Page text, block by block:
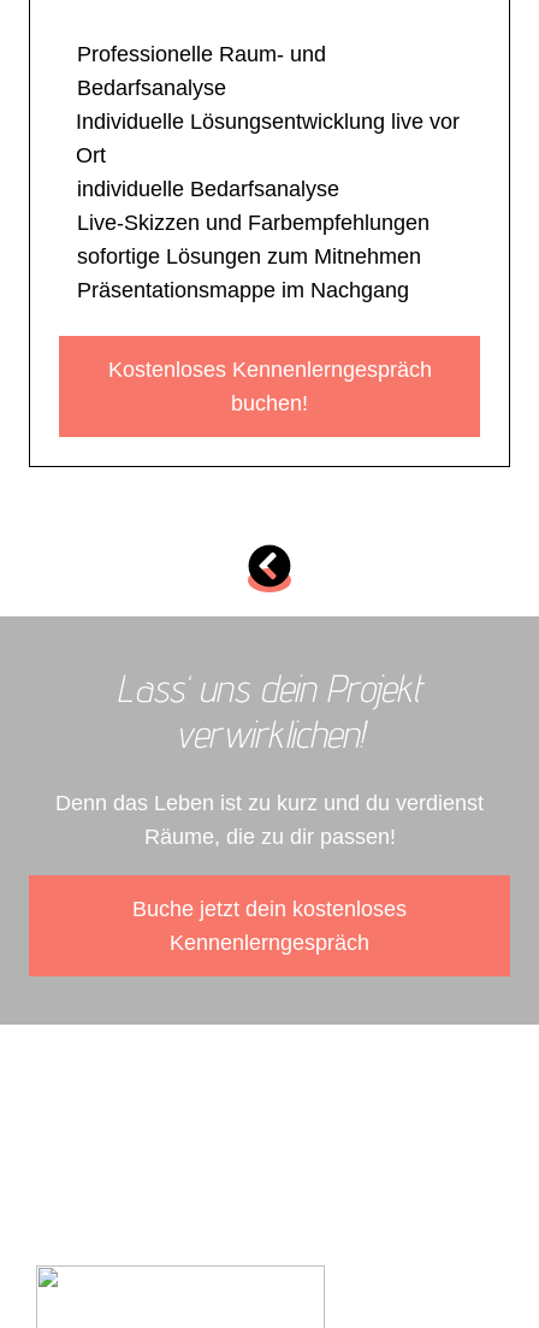
Professionelle Raum- und
Bedarfsanalyse
Individuelle Lösungsentwicklung live vor
Ort
individuelle Bedarfsanalyse
Live-Skizzen und Farbempfehlungen
sofortige Lösungen zum Mitnehmen
Präsentationsmappe im Nachgang
Kostenloses Kennenlerngespräch
buchen!
Lass‘ uns dein Projekt
verwirklichen!
Denn das Leben ist zu kurz und du verdienst
Räume, die zu dir passen!
Buche jetzt dein kostenloses
Kennenlerngespräch